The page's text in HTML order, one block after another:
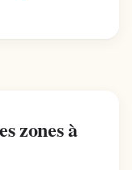
zones à